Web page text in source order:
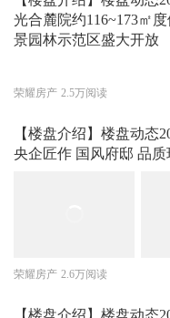
光合麓院约116~173㎡
景园林示范区盛大开放
荣耀房产 2.5万阅读
【楼盘介绍】楼盘动态
央企匠作 国风府邸 品
荣耀房产 2.6万阅读
【楼盘介绍】楼盘动态